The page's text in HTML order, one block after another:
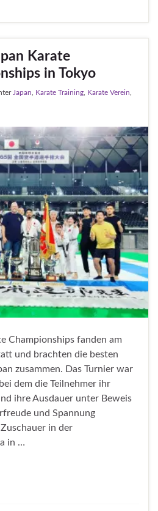
Karate
in Tokyo
Japan Karate Training Karate Verein
Championships fanden am
und brachten die besten
zusammen. Das Turnier war
dem die Teilnehmer ihr
ihre Ausdauer unter Beweis
und Spannung
in der
in …